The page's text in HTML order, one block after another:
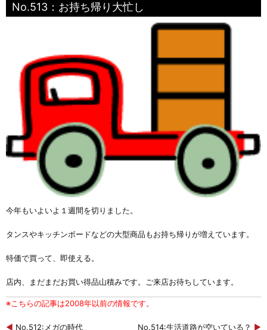
No.513：お持ち帰り大忙し
今年もいよいよ１週間を切りました。
タンスやキッチンボードなどの大型商品もお持ち帰りが増えています。
特価で買って、即使える。
店内、まだまだお買い得品山積みです。ご来店お待ちしています。
※こちらの記事は2008年以前の情報です。
◀ No.512:メガの時代 No.514:生活道路が空いている？ ▶